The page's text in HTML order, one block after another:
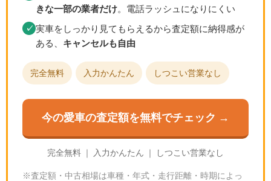
きな一部の業者だけ。電話ラッシュになりにくい
✓ 実車をしっかり見てもらえるから査定額に納得感が
ある、 キャンセルも自由
完全無料 入力かんたん しつこい営業なし
今の愛車の査定額を無料でチェック →
完全無料 ｜ 入力かんたん ｜ しつこい営業なし
※査定額・中古相場は車種・年式・走行距離・時期によっ